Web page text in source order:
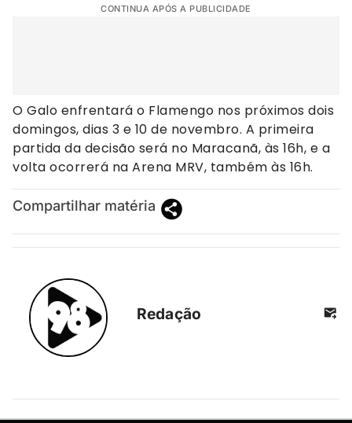
CONTINUA APÓS A PUBLICIDADE
O Galo enfrentará o Flamengo nos próximos dois
domingos, dias 3 e 10 de novembro. A primeira
partida da decisão será no Maracanã, às 16h, e a
volta ocorrerá na Arena MRV, também às 16h.
Compartilhar matéria
Redação